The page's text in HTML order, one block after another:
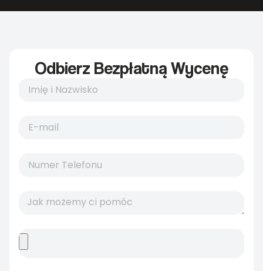
Odbierz Bezpłatną Wycenę